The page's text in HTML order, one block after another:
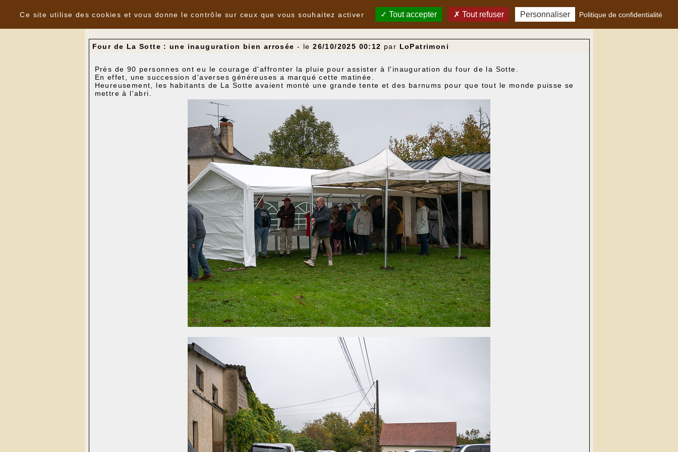
Nouvelles
Four de La Sotte : une inauguration bien arrosée - le26/10/2025 00:12 par LoPatrimoni
Près de 90 personnes ont eu le courage d'affronter la pluie pour assister à l'inauguration du four de la Sotte.
En effet, une succession d'averses généreuses a marqué cette matinée.
Heureusement, les habitants de La Sotte avaient monté une grande tente et des barnums pour que tout le monde puisse se
mettre à l'abri.
Ce site utilise des cookies et vous donne le contrôle sur ceux que vous souhaitez activer
Tout accepter Tout refuser Personnaliser Politique de confidentialité